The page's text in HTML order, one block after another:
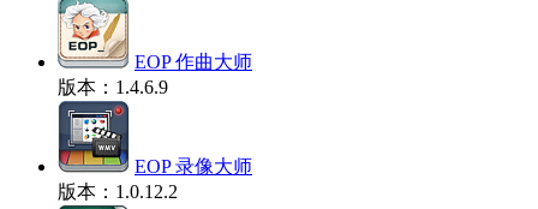
EOP 作曲大师
版本：1.4.6.9
EOP 录像大师
版本：1.0.12.2